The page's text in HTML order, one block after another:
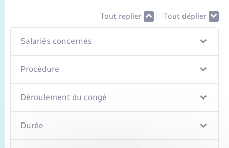
Tout replier Tout déplier
Salariés concernés
Procédure
Déroulement du congé
Durée